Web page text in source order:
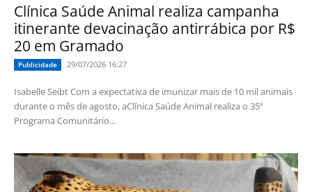
Clínica Saúde Animal realiza campanha
itinerante devacinação antirrábica por R$
20 em Gramado
Publicidade 29/07/2026 16:27
Isabelle Seibt Com a expectativa de imunizar mais de 10 mil animais
durante o mês de agosto, aClínica Saúde Animal realiza o 35º
Programa Comunitário...